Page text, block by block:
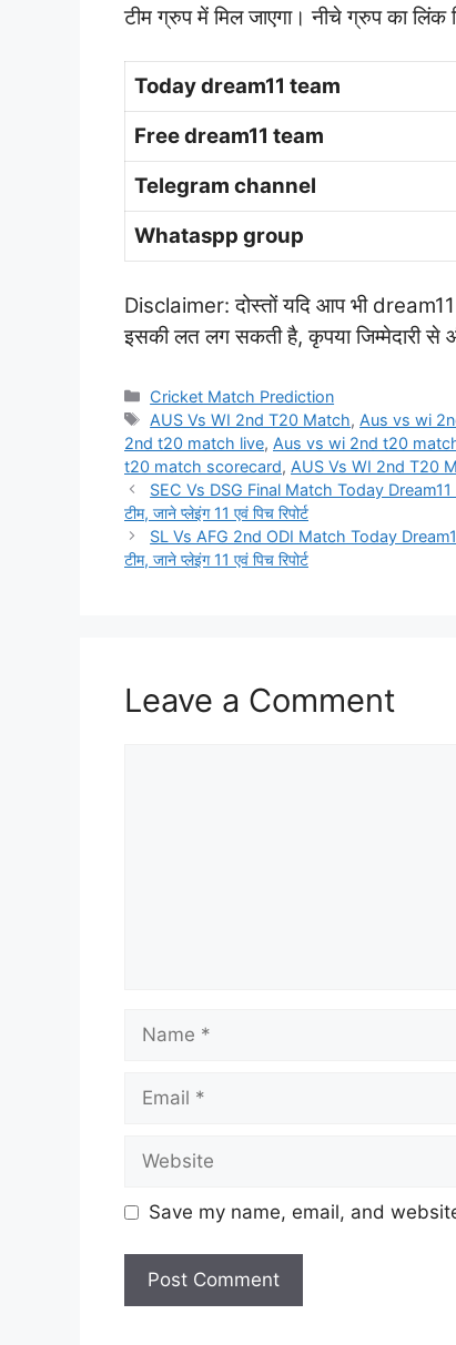
टीम ग्रुप में मिल जाएगा। नीचे ग्रुप का
Today dream11 team
Free dream11 team
Telegram channel
Whataspp group
Disclaimer: दोस्तों यदि आप भी
इसकी लत लग सकती है, कृपया जिम्मेदारी
Categories
Cricket Match Prediction
Tags
AUS Vs WI 2nd T20 Match, Aus vs wi
2nd t20 match live, Aus vs wi 2nd t20
t20 match scorecard, AUS Vs WI 2nd T20
SEC Vs DSG Final Match Today Dream11
टीम, जाने प्लेइंग 11 एवं पिच रिपोर्ट
SL Vs AFG 2nd ODI Match Today Dream11
टीम, जाने प्लेइंग 11 एवं पिच रिपोर्ट
Leave a Comment
Save my name, email, and